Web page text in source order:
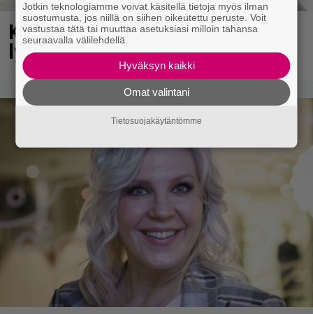
Kerttu Rissasen hiukset leikattiin
lyhyeksi – katso upea lopputulos
Jotkin teknologiamme voivat käsitellä tietoja myös ilman
suostumusta, jos niillä on siihen oikeutettu peruste. Voit
vastustaa tätä tai muuttaa asetuksiasi milloin tahansa
seuraavalla välilehdellä.
Hyväksyn kaikki
Omat valintani
Tietosuojakäytäntömme